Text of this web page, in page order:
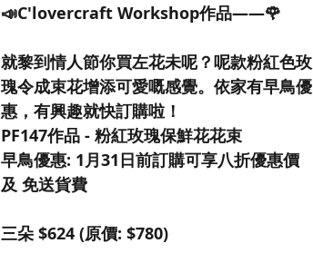
📣C'lovercraft Workshop作品——🌹
就黎到情人節你買左花未呢？呢款粉紅色玫
瑰令成束花增添可愛嘅感覺。依家有早鳥優
惠，有興趣就快訂購啦！
PF147作品 - 粉紅玫瑰保鮮花花束
早鳥優惠: 1月31日前訂購可享八折優惠價
及 免送貨費
三朵 $624 (原價: $780)